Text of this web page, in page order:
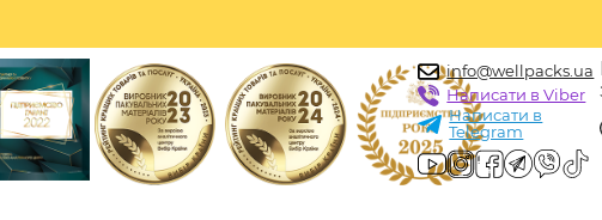
info@wellpacks.ua
Написати в Viber
Написати в
Telegram